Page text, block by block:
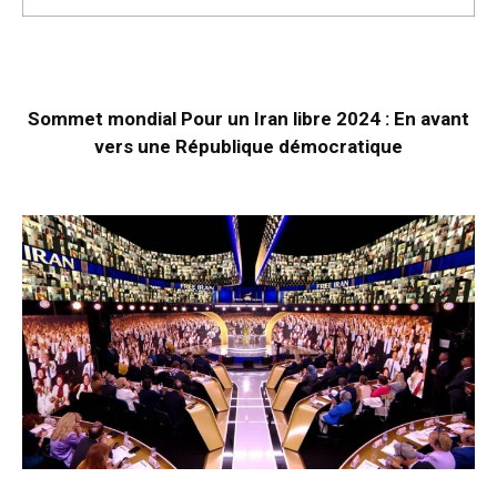
Sommet mondial Pour un Iran libre 2024 : En avant
vers une République démocratique